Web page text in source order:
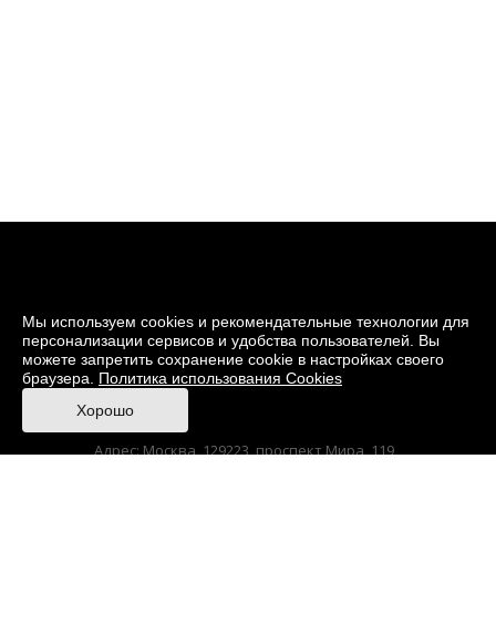
© 2026 Музей кино
При поддержке Министерства культуры РФ
Адрес: Москва, 129223, проспект Мира, 119,
Мы используем cookies и рекомендательные технологии для
персонализации сервисов и удобства пользователей. Вы
можете запретить сохранение cookie в настройках своего
браузера. Политика использования Cookies
Хорошо